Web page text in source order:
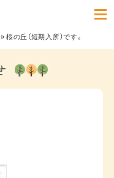
» 桜の丘（短期入所）です。